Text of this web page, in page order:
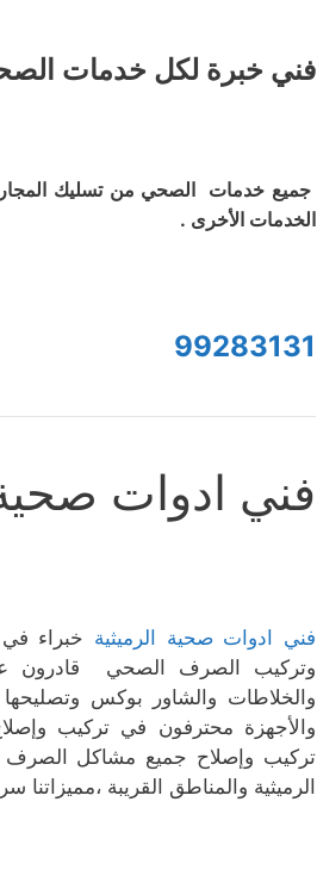
فني خبرة لكل خدمات
جميع خدمات الصحي من تسليك
الخدمات الأخرى .
99283131
فني ادوات صحية
فني ادوات صحية الرميثية خبراء
وتركيب الصرف الصحي قادرون
والخلاطات والشاور بوكس
والأجهزة محترفون في تركيب
تركيب وإصلاح جميع مشاكل الصرف
الرميثية والمناطق القريبة